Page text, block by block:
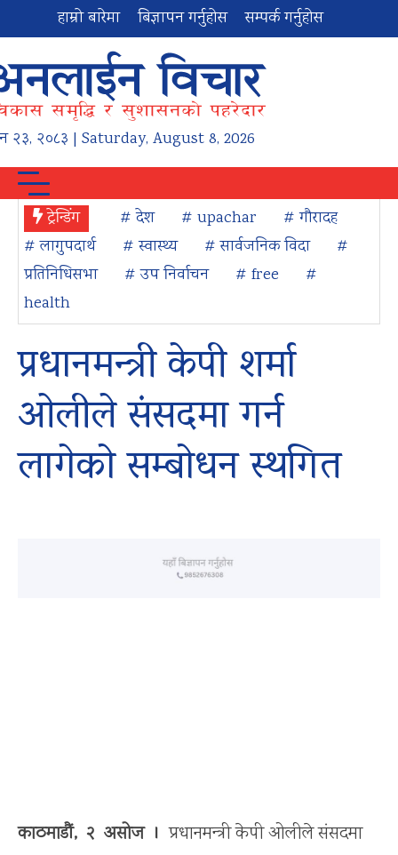
हाम्रो बारेमा बिज्ञापन गर्नुहोस सम्पर्क गर्नुहोस
२३, २०८३ | Saturday, August 8, 2026
ट्रेन्डिंग # देश # upachar
# गौरादह
# लागुपदार्थ
# स्वास्थ्य # सार्वजनिक विदा
#
प्रतिनिधिसभा
# उप निर्वाचन # free
#
health
प्रधानमन्त्री केपी शर्मा
ओलीले संसदमा गर्न
लागेको सम्बोधन स्थगित
काठमाडौं, २ असोज । प्रधानमन्त्री केपी ओलीले संसदमा